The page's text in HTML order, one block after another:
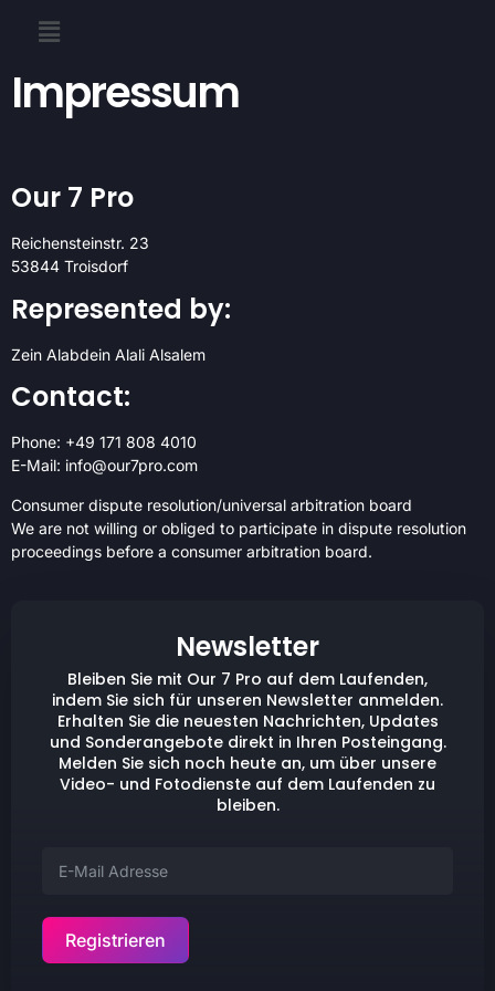
Impressum
Our 7 Pro
Reichensteinstr. 23
53844 Troisdorf
Represented by:
Zein Alabdein Alali Alsalem
Contact:
Phone: +49 171 808 4010
E-Mail: info@our7pro.com
Consumer dispute resolution/universal arbitration board
We are not willing or obliged to participate in dispute resolution
proceedings before a consumer arbitration board.
Newsletter
Bleiben Sie mit Our 7 Pro auf dem Laufenden,
indem Sie sich für unseren Newsletter anmelden.
Erhalten Sie die neuesten Nachrichten, Updates
und Sonderangebote direkt in Ihren Posteingang.
Melden Sie sich noch heute an, um über unsere
Video- und Fotodienste auf dem Laufenden zu
bleiben.
Registrieren